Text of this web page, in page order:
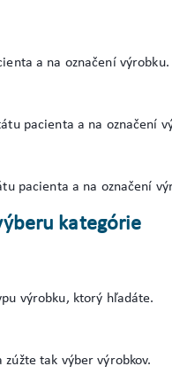
a na označení výrobku.
pacienta a na označení
pacienta a na označení
kategórie
výrobku, ktorý hľadáte.
tak výber výrobkov.